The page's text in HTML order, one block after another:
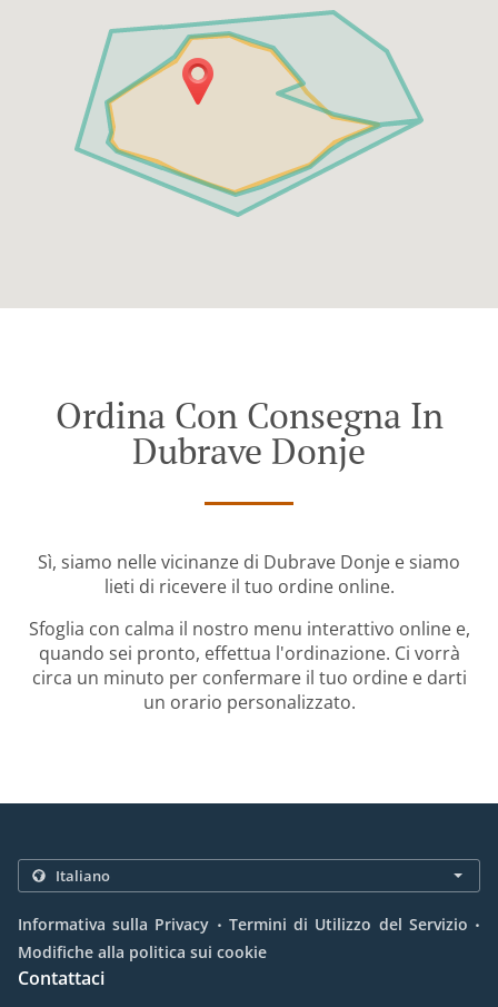
Ordina Con Consegna In
Dubrave Donje
Sì, siamo nelle vicinanze di Dubrave Donje e siamo
lieti di ricevere il tuo ordine online.
Sfoglia con calma il nostro menu interattivo online e,
quando sei pronto, effettua l'ordinazione. Ci vorrà
circa un minuto per confermare il tuo ordine e darti
un orario personalizzato.
Informativa sulla Privacy . Termini di Utilizzo del Servizio .
Modifiche alla politica sui cookie
Contattaci